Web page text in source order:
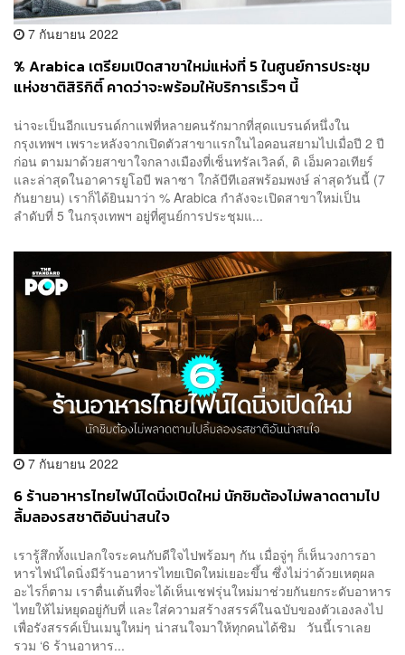
7 กันยายน 2022
% Arabica เตรียมเปิดสาขาใหม่แห่งที่ 5 ในศูนย์การประชุม
แห่งชาติสิริกิติ์ คาดว่าจะพร้อมให้บริการเร็วๆ นี้
น่าจะเป็นอีกแบรนด์กาแฟที่หลายคนรักมากที่สุดแบรนด์หนึ่งใน
กรุงเทพฯ เพราะหลังจากเปิดตัวสาขาแรกในไอคอนสยามไปเมื่อปี 2 ปี
ก่อน ตามมาด้วยสาขาใจกลางเมืองที่เซ็นทรัลเวิลด์, ดิ เอ็มควอเทียร์
และล่าสุดในอาคารยูโอบี พลาซา ใกล้บีทีเอสพร้อมพงษ์ ล่าสุดวันนี้ (7
กันยายน) เราก็ได้ยินมาว่า % Arabica กำลังจะเปิดสาขาใหม่เป็น
ลำดับที่ 5 ในกรุงเทพฯ อยู่ที่ศูนย์การประชุมแ...
7 กันยายน 2022
6 ร้านอาหารไทยไฟน์ไดนิ่งเปิดใหม่ นักชิมต้องไม่พลาดตามไป
ลิ้มลองรสชาติอันน่าสนใจ
เรารู้สึกทั้งแปลกใจระคนกับดีใจไปพร้อมๆ กัน เมื่อจู่ๆ ก็เห็นวงการอา
หารไฟน์ไดนิ่งมีร้านอาหารไทยเปิดใหม่เยอะขึ้น ซึ่งไม่ว่าด้วยเหตุผล
อะไรก็ตาม เราตื่นเต้นที่จะได้เห็นเชฟรุ่นใหม่มาช่วยกันยกระดับอาหาร
ไทยให้ไม่หยุดอยู่กับที่ และใส่ความสร้างสรรค์ในฉบับของตัวเองลงไป
เพื่อรังสรรค์เป็นเมนูใหม่ๆ น่าสนใจมาให้ทุกคนได้ชิม วันนี้เราเลย
รวม ‘6 ร้านอาหาร...